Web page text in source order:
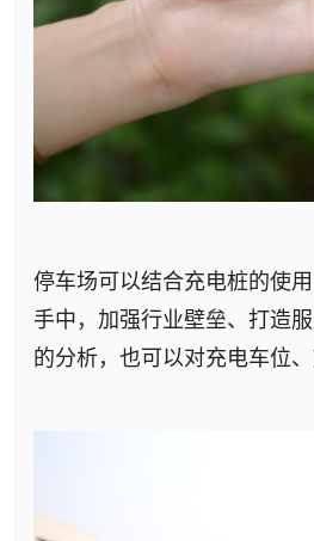
停车场可以结合充电桩的使
手中，加强行业壁垒、打造
的分析，也可以对充电车位